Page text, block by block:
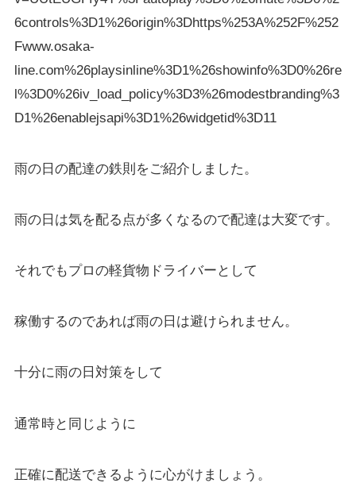
6controls%3D1%26origin%3Dhttps%253A%252F%252
Fwww.osaka-
line.com%26playsinline%3D1%26showinfo%3D0%26re
l%3D0%26iv_load_policy%3D3%26modestbranding%3
D1%26enablejsapi%3D1%26widgetid%3D11
雨の日の配達の鉄則をご紹介しました。
雨の日は気を配る点が多くなるので配達は大変です。
それでもプロの軽貨物ドライバーとして
稼働するのであれば雨の日は避けられません。
十分に雨の日対策をして
通常時と同じように
正確に配送できるように心がけましょう。